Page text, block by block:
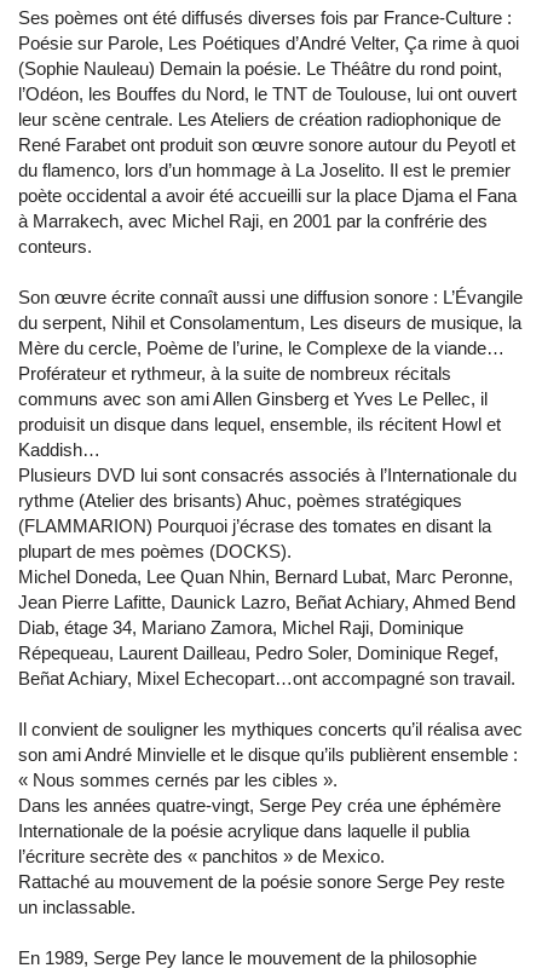
Ses poèmes ont été diffusés diverses fois par France-Culture :
Poésie sur Parole, Les Poétiques d’André Velter, Ça rime à quoi
(Sophie Nauleau) Demain la poésie. Le Théâtre du rond point,
l’Odéon, les Bouffes du Nord, le TNT de Toulouse, lui ont ouvert
leur scène centrale. Les Ateliers de création radiophonique de
René Farabet ont produit son œuvre sonore autour du Peyotl et
du flamenco, lors d’un hommage à La Joselito. Il est le premier
poète occidental a avoir été accueilli sur la place Djama el Fana
à Marrakech, avec Michel Raji, en 2001 par la confrérie des
conteurs.
Son œuvre écrite connaît aussi une diffusion sonore : L’Évangile
du serpent, Nihil et Consolamentum, Les diseurs de musique, la
Mère du cercle, Poème de l’urine, le Complexe de la viande…
Proférateur et rythmeur, à la suite de nombreux récitals
communs avec son ami Allen Ginsberg et Yves Le Pellec, il
produisit un disque dans lequel, ensemble, ils récitent Howl et
Kaddish…
Plusieurs DVD lui sont consacrés associés à l’Internationale du
rythme (Atelier des brisants) Ahuc, poèmes stratégiques
(FLAMMARION) Pourquoi j’écrase des tomates en disant la
plupart de mes poèmes (DOCKS).
Michel Doneda, Lee Quan Nhin, Bernard Lubat, Marc Peronne,
Jean Pierre Lafitte, Daunick Lazro, Beñat Achiary, Ahmed Bend
Diab, étage 34, Mariano Zamora, Michel Raji, Dominique
Répequeau, Laurent Dailleau, Pedro Soler, Dominique Regef,
Beñat Achiary, Mixel Echecopart…ont accompagné son travail.
Il convient de souligner les mythiques concerts qu’il réalisa avec
son ami André Minvielle et le disque qu’ils publièrent ensemble :
« Nous sommes cernés par les cibles ».
Dans les années quatre-vingt, Serge Pey créa une éphémère
Internationale de la poésie acrylique dans laquelle il publia
l’écriture secrète des « panchitos » de Mexico.
Rattaché au mouvement de la poésie sonore Serge Pey reste
un inclassable.
En 1989, Serge Pey lance le mouvement de la philosophie